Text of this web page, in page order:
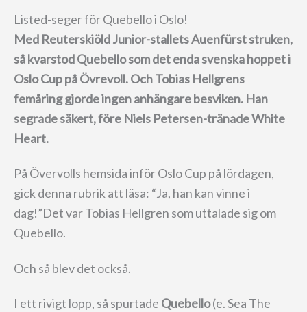
Listed-seger för Quebello i Oslo!
Med Reuterskiöld Junior-stallets Auenfürst struken,
så kvarstod Quebello som det enda svenska hoppet i
Oslo Cup på Övrevoll.Och Tobias Hellgrens
femåring gjorde ingen anhängare besviken. Han
segrade säkert, före Niels Petersen-tränade White
Heart.
På Övervolls hemsida inför Oslo Cup på lördagen,
gick denna rubrik att läsa: “Ja, han kan vinne i
dag!”Det var Tobias Hellgren som uttalade sig om
Quebello.
Och så blev det också.
I ett rivigt lopp, så spurtade Quebello(e. Sea The